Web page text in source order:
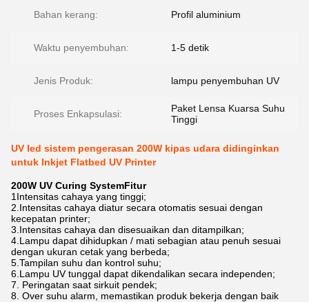
Bahan kerang: Profil aluminium
Waktu penyembuhan: 1-5 detik
Jenis Produk: lampu penyembuhan UV
Proses Enkapsulasi:
Paket Lensa Kuarsa Suhu
Tinggi
UV led sistem pengerasan 200W kipas udara didinginkan
untuk Inkjet Flatbed UV Printer
200W UV Curing SystemFitur
1Intensitas cahaya yang tinggi;
2.Intensitas cahaya diatur secara otomatis sesuai dengan
kecepatan printer;
3.Intensitas cahaya dan disesuaikan dan ditampilkan;
4.Lampu dapat dihidupkan / mati sebagian atau penuh sesuai
dengan ukuran cetak yang berbeda;
5.Tampilan suhu dan kontrol suhu;
6.Lampu UV tunggal dapat dikendalikan secara independen;
7. Peringatan saat sirkuit pendek;
8. Over suhu alarm, memastikan produk bekerja dengan baik